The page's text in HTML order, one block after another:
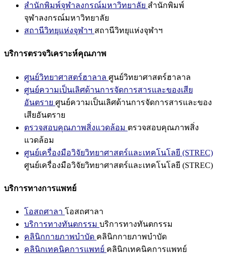
สำนักพิมพ์จุฬาลงกรณ์มหาวิทยาลัย สำนักพิมพ์
จุฬาลงกรณ์มหาวิทยาลัย
สถานีวิทยุแห่งจุฬาฯ สถานีวิทยุแห่งจุฬาฯ
บริการตรวจวิเคราะห์คุณภาพ
ศูนย์วิทยาศาสตร์ฮาลาล ศูนย์วิทยาศาสตร์ฮาลาล
ศูนย์ความเป็นเลิศด้านการจัดการสารและของเสีย
อันตราย ศูนย์ความเป็นเลิศด้านการจัดการสารและของ
เสียอันตราย
ตรวจสอบคุณภาพสิ่งแวดล้อม ตรวจสอบคุณภาพสิ่ง
แวดล้อม
ศูนย์เครื่องมือวิจัยวิทยาศาสตร์และเทคโนโลยี (STREC)
ศูนย์เครื่องมือวิจัยวิทยาศาสตร์และเทคโนโลยี (STREC)
บริการทางการแพทย์
โอสถศาลา โอสถศาลา
บริการทางทันตกรรม บริการทางทันตกรรม
คลินิกกายภาพบำบัด คลินิกกายภาพบำบัด
คลินิกเทคนิคการแพทย์ คลินิกเทคนิคการแพทย์